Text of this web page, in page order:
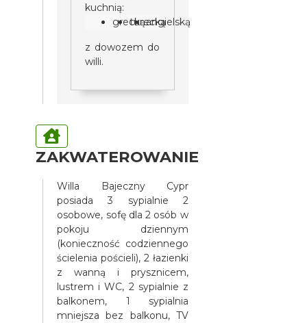
kuchnią:
greckąturecką
angielską
z dowozem do
willi.
ZAKWATEROWANIE
Willa Bajeczny Cypr
posiada 3 sypialnie 2
osobowe, sofę dla 2 osób w
pokoju dziennym
(konieczność codziennego
ścielenia pościeli), 2 łazienki
z wanną i prysznicem,
lustrem i WC, 2 sypialnie z
balkonem, 1 sypialnia
mniejsza bez balkonu, TV